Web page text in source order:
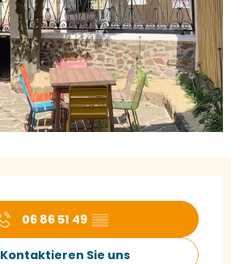
06 86 51 49 ▒▒
Kontaktieren Sie uns